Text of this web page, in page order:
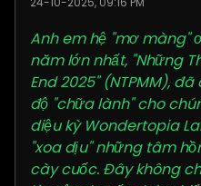
Anh em hệ "mơ màng"
năm lớn nhất, "Những
End 2025" (NTPMM),
độ "chữa lành" cho
diệu kỳ Wondertopia
"xoa dịu" những tâm
cày cuốc. Đây không